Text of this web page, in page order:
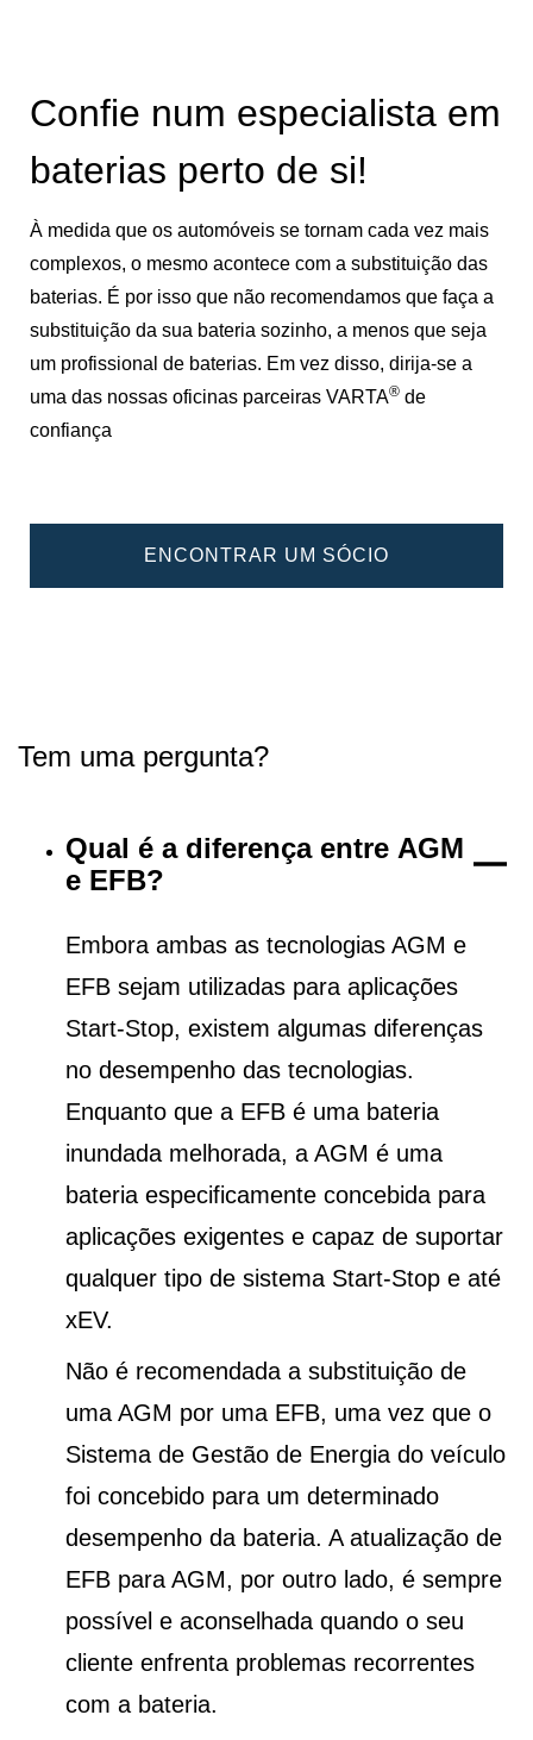
Confie num especialista em
baterias perto de si!
À medida que os automóveis se tornam cada vez mais
complexos, o mesmo acontece com a substituição das
baterias. É por isso que não recomendamos que faça a
substituição da sua bateria sozinho, a menos que seja
um profissional de baterias. Em vez disso, dirija-se a
uma das nossas oficinas parceiras VARTA® de
confiança
ENCONTRAR UM SÓCIO
Tem uma pergunta?
Qual é a diferença entre AGM
e EFB?
Embora ambas as tecnologias AGM e
EFB sejam utilizadas para aplicações
Start-Stop, existem algumas diferenças
no desempenho das tecnologias.
Enquanto que a EFB é uma bateria
inundada melhorada, a AGM é uma
bateria especificamente concebida para
aplicações exigentes e capaz de suportar
qualquer tipo de sistema Start-Stop e até
xEV.
Não é recomendada a substituição de
uma AGM por uma EFB, uma vez que o
Sistema de Gestão de Energia do veículo
foi concebido para um determinado
desempenho da bateria. A atualização de
EFB para AGM, por outro lado, é sempre
possível e aconselhada quando o seu
cliente enfrenta problemas recorrentes
com a bateria.